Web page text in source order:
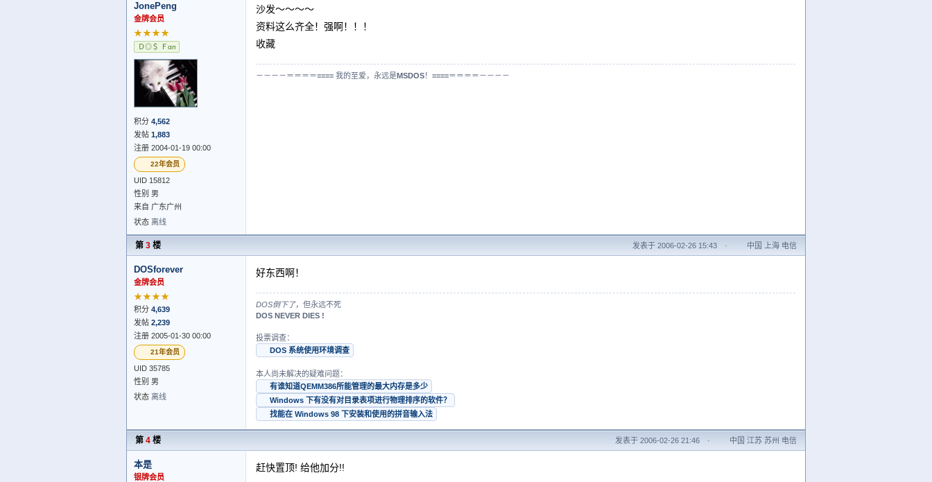
JonePeng
金牌会员
★★★★
Ｄ◎＄ Ｆαп
积分 4,562
发帖 1,883
注册 2004-01-19 00:00
22年会员
UID 15812
性别 男
来自 广东广州
状态 离线
沙发～～～～
资料这么齐全！强啊！！！
收藏
－－－－＝＝＝＝≡≡≡≡ 我的至爱，永远是MSDOS！≡≡≡≡＝＝＝＝－－－－
第 3 楼 发表于 2006-02-26 15:43 · 中国 上海 电信
DOSforever
金牌会员
★★★★
积分 4,639
发帖 2,239
注册 2005-01-30 00:00
21年会员
UID 35785
性别 男
状态 离线
好东西啊！
DOS倒下了，但永远不死
DOS NEVER DIES !
投票调查：
DOS 系统使用环境调查
本人尚未解决的疑难问题：
有谁知道QEMM386所能管理的最大内存是多少
Windows 下有没有对目录表项进行物理排序的软件？
找能在 Windows 98 下安装和使用的拼音输入法
第 4 楼 发表于 2006-02-26 21:46 · 中国 江苏 苏州 电信
本是
银牌会员
赶快置顶! 给他加分!!